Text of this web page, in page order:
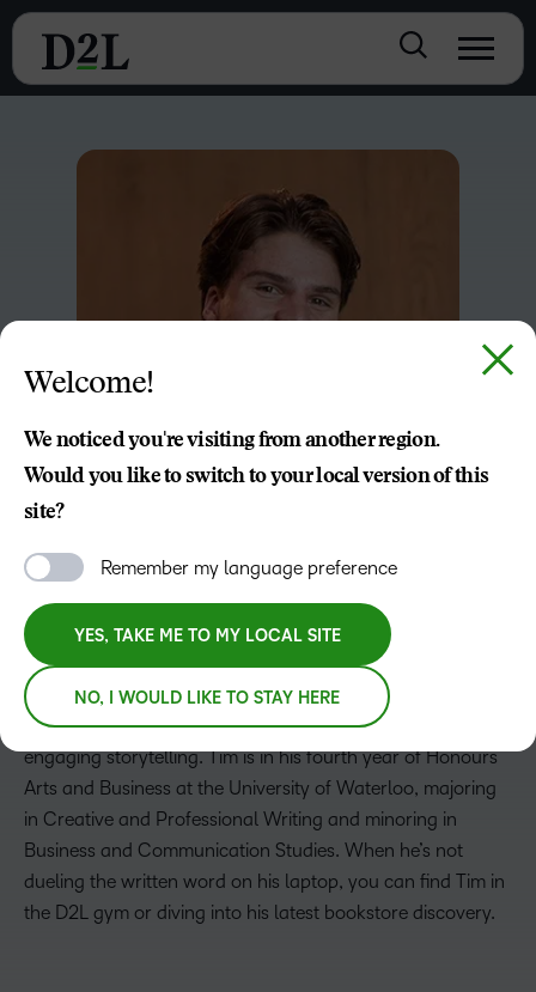
Tim Saari
Web Copy and Content Coordinator
Tim Saari is a writer at D2L, where he thrives on amplifying
the customer voice and simplifying complex topics through
engaging storytelling. Tim is in his fourth year of Honours
Arts and Business at the University of Waterloo, majoring
in Creative and Professional Writing and minoring in
Business and Communication Studies. When he’s not
dueling the written word on his laptop, you can find Tim in
the D2L gym or diving into his latest bookstore discovery.
Welcome!
We noticed you're visiting from another region.
Would you like to switch to your local version of this
site?
Remember my language preference
YES, TAKE ME TO MY LOCAL SITE
NO, I WOULD LIKE TO STAY HERE